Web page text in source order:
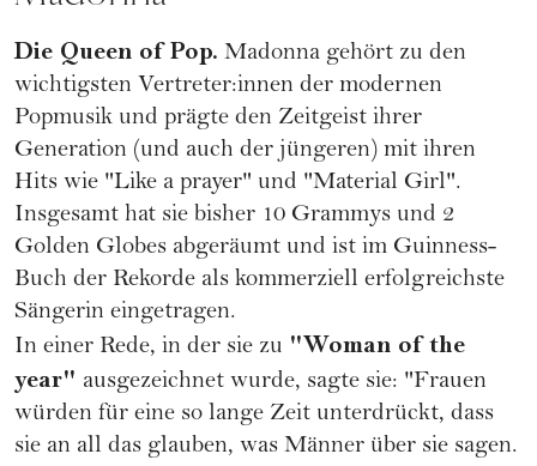
Die Queen of Pop. Madonna gehört zu den
wichtigsten Vertreter:innen der modernen
Popmusik und prägte den Zeitgeist ihrer
Generation (und auch der jüngeren) mit ihren
Hits wie "Like a prayer" und "Material Girl".
Insgesamt hat sie bisher 10 Grammys und 2
Golden Globes abgeräumt und ist im Guinness-
Buch der Rekorde als kommerziell erfolgreichste
Sängerin eingetragen.
In einer Rede, in der sie zu "Woman of the
year" ausgezeichnet wurde, sagte sie: "Frauen
würden für eine so lange Zeit unterdrückt, dass
sie an all das glauben, was Männer über sie sagen.